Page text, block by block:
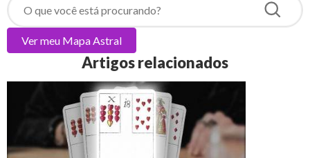
Ver meu Mapa Astral
Artigos relacionados